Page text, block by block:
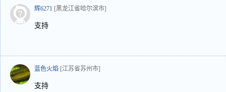
辉6271 [黑龙江省哈尔滨市]
支持
蓝色火焰 [江苏省苏州市]
支持